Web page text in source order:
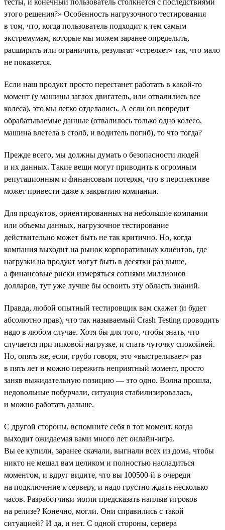
этого решения?» Особенность нагрузочного тестирования
в том, что, когда пользователь подходит к тем самым
экстремумам, которые мы можем заранее определить,
расширить или ограничить, результат «стреляет» так, что мало
не покажется.
Если наш продукт просто перестанет работать в какой-то
момент (у машины заглох двигатель, или отвалились все
колеса), это мы легко отделались. А если он повредит
обрабатываемые данные (отвалилось только одно колесо,
машина влетела в столб, и водитель погиб), то что тогда?
Прежде всего, мы должны думать о безопасности людей
и их данных. Такие вещи могут приводить к огромным
репутационным и финансовым потерям, что в перспективе
может привести даже к закрытию компании.
Для продуктов, ориентированных на небольшие компании
или объемы данных, нагрузочное тестирование
действительно может быть не так критично. Но, когда
компания выходит на рынок корпоративных клиентов, где
нагрузки на продукт могут быть в десятки раз выше,
а финансовые риски измеряться сотнями миллионов
долларов, тут уже лучше бы освоить эту область знаний.
Правда, любой опытный тестировщик вам скажет (и будет
абсолютно прав), что так называемый Crash Testing проводить
надо в любом случае. Хотя бы для того, чтобы знать, что
случается при пиковой нагрузке, и спать чуточку спокойней.
Но, опять же, если, грубо говоря, это «выстреливает» раз
в пять лет и можно пережить неприятный момент, просто
заняв выжидательную позицию — это одно. Волна прошла,
недовольные побурчали, ситуация стабилизировалась,
и можно работать дальше.
С другой стороны, вспомните себя в тот момент, когда
выходит ожидаемая вами много лет онлайн-игра.
Вы ее купили, заранее скачали, выгнали всех из дома, чтобы
никто не мешал вам целиком и полностью насладиться
моментом, и вдруг видите, что вы 100500-й в очереди
на подключение к серверу, и надо грустно ждать несколько
часов. Разработчики могли предсказать наплыв игроков
на релизе? Конечно, могли. Они справились с такой
ситуацией? И да, и нет. С одной стороны, сервера